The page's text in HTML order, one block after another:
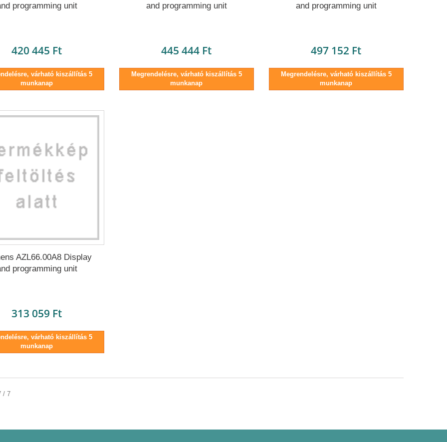
programming unit
420 445 Ft
várható kiszállítás 5
munkanap
and programming unit
445 444 Ft
Megrendelésre, várható kiszállítás 5
munkanap
and programming unit
497 152 Ft
Megrendelésre, várható kiszállítás 5
munkanap
AZL66.00A8 Display
programming unit
313 059 Ft
várható kiszállítás 5
munkanap
/ 7